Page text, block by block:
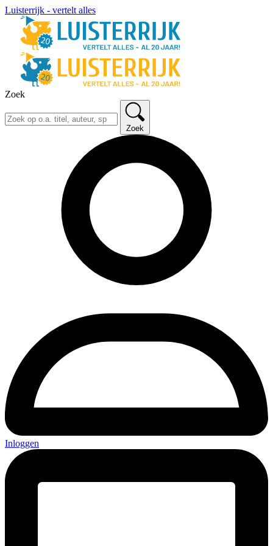
Luisterrijk - vertelt alles
Zoek
Zoek
Inloggen